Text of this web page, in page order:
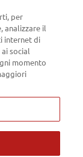
HUB - Via
di San Marino
Operatore
n° 6210 del 6
n° 55 -
per
analizzare il
internet di
social
momento